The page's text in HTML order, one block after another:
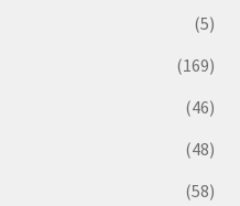
(5)
(169)
(46)
(48)
(58)